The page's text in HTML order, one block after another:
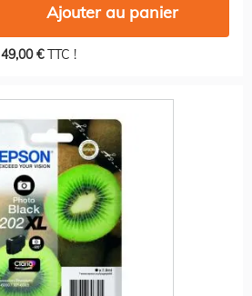
Ajouter au panier
49,00 €TTC !